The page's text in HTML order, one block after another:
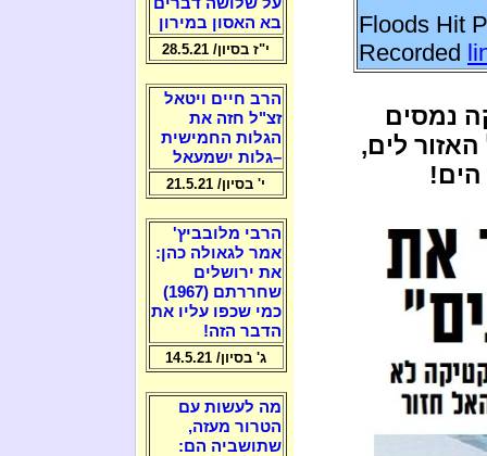
Floods Hit
Recorded
נמסים
לים,
בא האסון במירון
י"ז בסיון/ 28.5.21
הרב חיים ויטאל
זצ"ל חזה את
הגלות החמישית
–גלות ישמעאל
י' בסיון/ 21.5.21
הרבי מלובביץ'
אמר לגאולה כהן:
את ירושלים
שחררתם (1967)
כמי שכפו עליו את
הדבר הזה!
ג' בסיון/ 14.5.21
מה לעשות עם
הטרור מעזה,
שתושביה הם: